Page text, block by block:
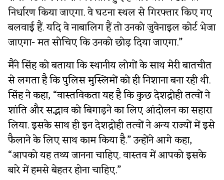
निर्धारण किया जाएगा. वे घटना स्थल से गिरफ्तार किए गए
बलवाई हैं. यदि वे नाबालिग हैं तो उनको जुवेनाइल कोर्ट भेजा
जाएगा- मत सोचिए कि उनको छोड़ दिया जाएगा.”
मैंने सिंह को बताया कि स्थानीय लोगों के साथ मेरी बातचीत
से लगता है कि पुलिस मुस्लिमों को ही निशाना बना रही थी.
सिंह ने कहा, “वास्तविकता यह है कि कुछ देशद्रोही तत्वों ने
शांति और सद्भाव को बिगाड़ने का लिए आंदोलन का सहारा
लिया. इसके साथ ही इन देशद्रोही तत्वों ने अन्य राज्यों में इसे
फैलाने के लिए साथ काम किया है.” उन्होंने आगे कहा,
“आपको यह तथ्य जानना चाहिए. वास्तव में आपको इसके
बारे में हमसे बेहतर होना चाहिए.”